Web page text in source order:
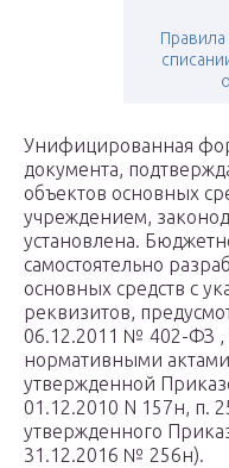
Правила
Унифицированная
документа,
объектов основных
учреждением,
установлена.
самостоятельно
основных средств с
реквизитов,
06.12.2011 № 402-ФЗ ,
нормативными
утвержденной
01.12.2010 N 157н, п.
утвержденного
31.12.2016 № 256н).